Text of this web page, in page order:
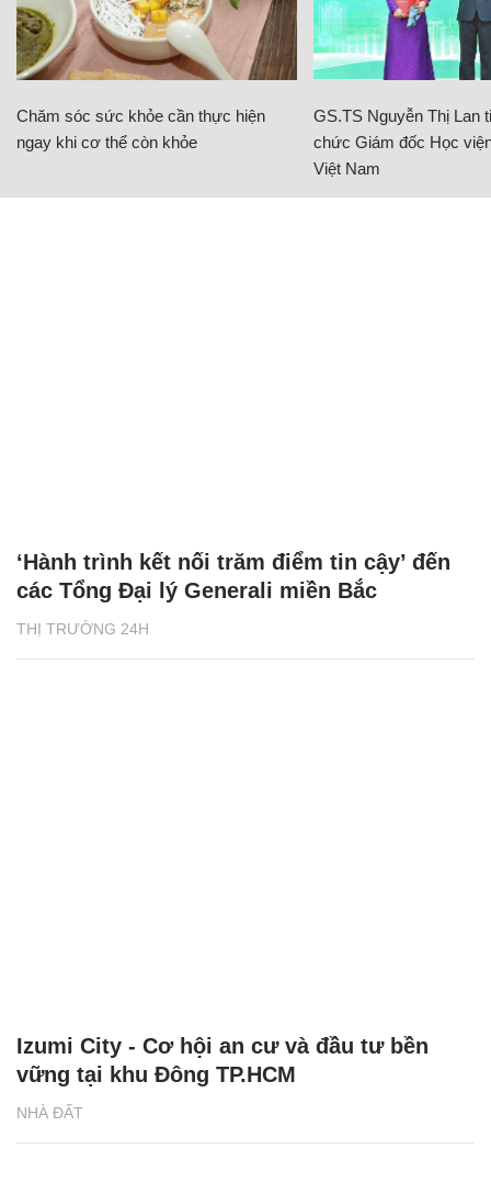
Chăm sóc sức khỏe cần thực hiện
ngay khi cơ thể còn khỏe
GS.TS Nguyễn Thị Lan
chức Giám đốc Học
Việt Nam
THỊ TRƯỜNG 24H
‘Hành trình kết nối trăm điểm tin cậy’ đến
các Tổng Đại lý Generali miền Bắc
NHÀ ĐẤT
Izumi City - Cơ hội an cư và đầu tư bền
vững tại khu Đông TP.HCM